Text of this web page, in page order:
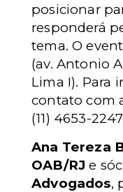
posicionar
responderá
tema. O
(av. Antonio
Lima I). Para
contato com
(11) 4653-
Ana Tereza
OAB/RJ e
Advogados,